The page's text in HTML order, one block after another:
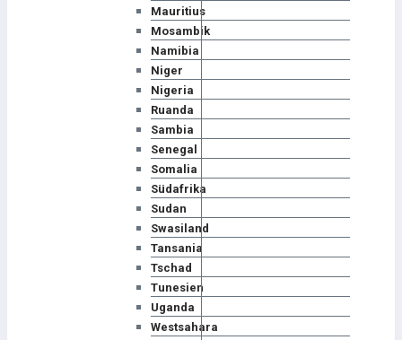
Mauritius
Mosambik
Namibia
Niger
Nigeria
Ruanda
Sambia
Senegal
Somalia
Südafrika
Sudan
Swasiland
Tansania
Tschad
Tunesien
Uganda
Westsahara